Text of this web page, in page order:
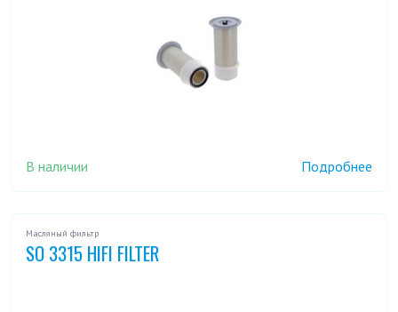
В наличии Подробнее
Масляный фильтр
SO 3315 HIFI FILTER